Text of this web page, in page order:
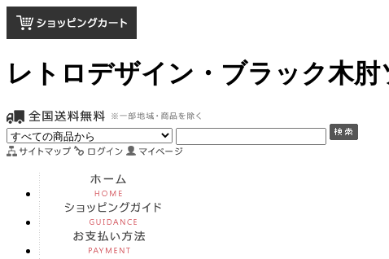
レトロデザイン・ブラック木肘